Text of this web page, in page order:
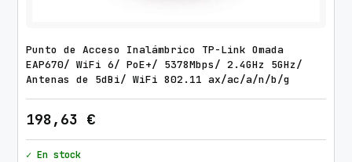
Punto de Acceso Inalámbrico TP-Link Omada
EAP670/ WiFi 6/ PoE+/ 5378Mbps/ 2.4GHz 5GHz/
Antenas de 5dBi/ WiFi 802.11 ax/ac/a/n/b/g
198,63 €
✓ En stock